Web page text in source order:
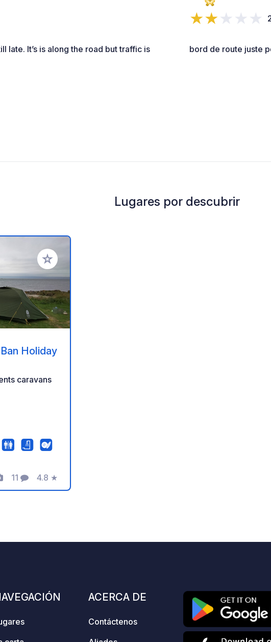
late. It’s is along the road but traffic is
bord de route juste
Lugares por descubrir
Añadir a tus favoritos
Holiday
caravans
11
Comentarios
4.8
Calificación
★
ACERCA DE
Contáctenos